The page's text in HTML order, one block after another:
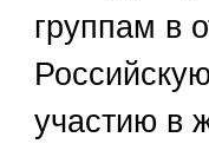
группам в
участию в